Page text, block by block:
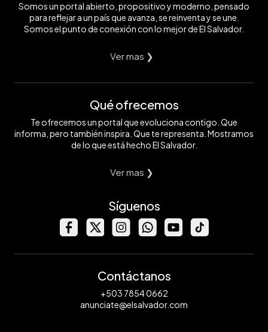
Somos un portal abierto, propositivo y moderno, pensado
para reflejar a un país que avanza, se reinventa y se une.
Somos el punto de conexión con lo mejor de El Salvador.
Ver mas ❯
Qué ofrecemos
Te ofrecemos un portal que evoluciona contigo. Que
informa, pero también inspira. Que te representa. Mostramos
de lo que está hecho El Salvador.
Ver mas ❯
Síguenos
Contáctanos
+503 7854 0662
anunciate@elsalvador.com